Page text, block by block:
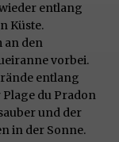
entlang
Küste.
an den
vorbei.
entlang
Plage du Pradon
und der
in der Sonne.